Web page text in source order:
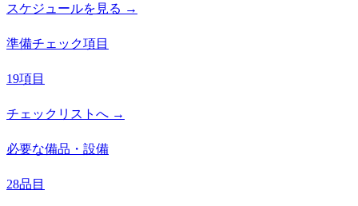
スケジュールを見る →
準備チェック項目
19項目
チェックリストへ →
必要な備品・設備
28品目